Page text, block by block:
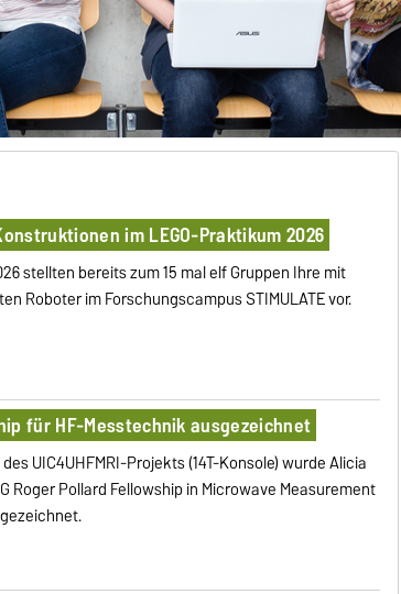
im LEGO-Praktikum 2026
stellten bereits zum 15 mal elf Gruppen Ihre mit
Roboter im Forschungscampus STIMULATE vor.
für HF-Messtechnik ausgezeichnet
UIC4UHFMRI-Projekts (14T-Konsole) wurde Alicia
Roger Pollard Fellowship in Microwave Measurement